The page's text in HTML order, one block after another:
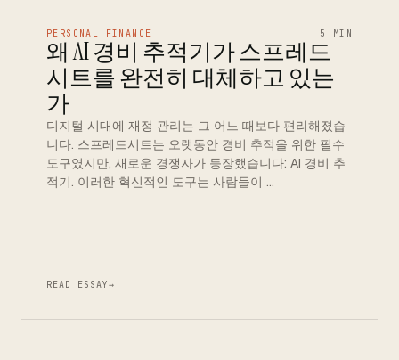
PERSONAL FINANCE 5 MIN
왜 AI 경비 추적기가 스프레드
시트를 완전히 대체하고 있는
가
디지털 시대에 재정 관리는 그 어느 때보다 편리해졌습
니다. 스프레드시트는 오랫동안 경비 추적을 위한 필수
도구였지만, 새로운 경쟁자가 등장했습니다: AI 경비 추
적기. 이러한 혁신적인 도구는 사람들이 …
READ ESSAY→